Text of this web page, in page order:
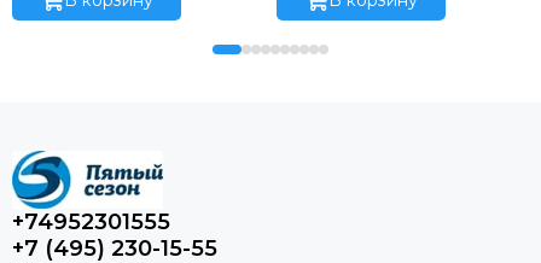
+74952301555
+7 (495) 230-15-55